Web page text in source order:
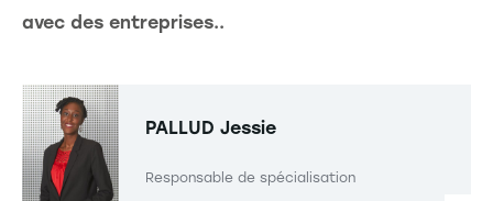
avec des entreprises..
PALLUD Jessie
Responsable de spécialisation